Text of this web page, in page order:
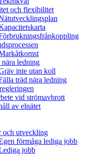
och flexibilitet
ledning
inte utan koll
träd nära ledning
vid strömavbrott
av elnätet
och utveckling
förmåga lediga jobb
jobb